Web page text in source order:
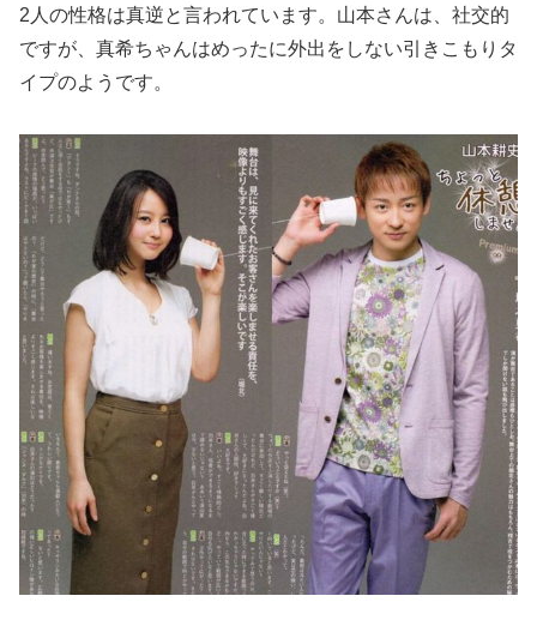
2人の性格は真逆と言われています。山本さんは、社交的
ですが、真希ちゃんはめったに外出をしない引きこもりタ
イプのようです。